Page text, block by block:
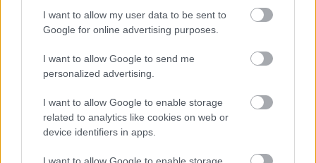
I want to allow my user data to be sent to
Google for online advertising purposes.
I want to allow Google to send me
personalized advertising.
I want to allow Google to enable storage
related to analytics like cookies on web or
device identifiers in apps.
Medvegyev azzal vádolta meg Trumpot, hogy az
őt arra, hogy Oroszországnak vannak még
nukleáris fegyverei. Trump erre megüzente,